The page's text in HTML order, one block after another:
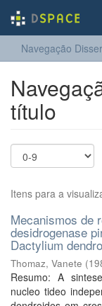
Navegação
título
Itens para a
Mecanismos de
desidrogenase
Dactylium
Thomaz, Vanete (
Resumo: A
nucleo tideo